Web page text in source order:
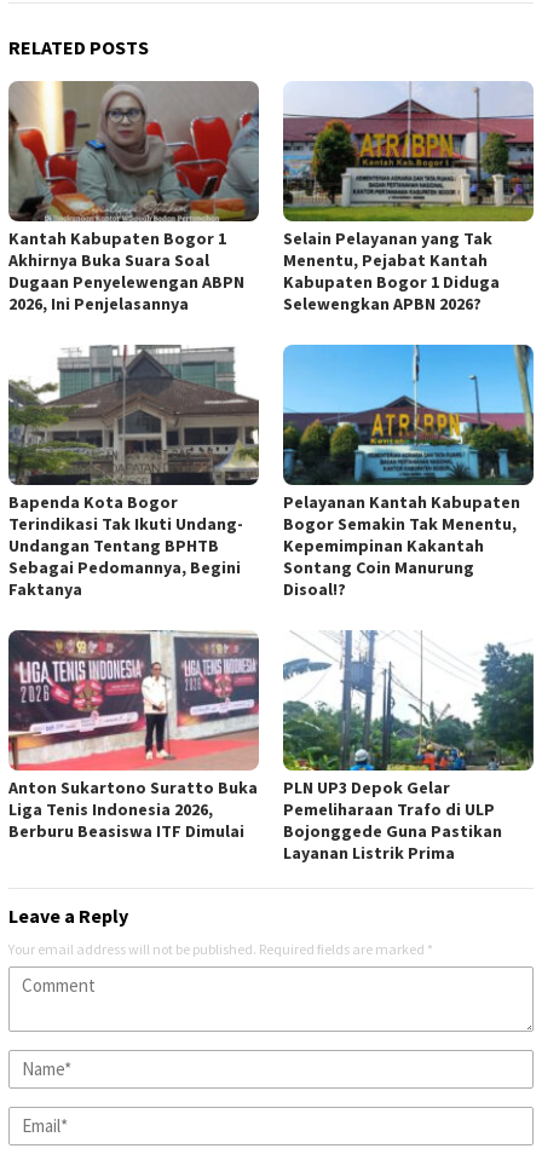
RELATED POSTS
Kantah Kabupaten Bogor 1
Akhirnya Buka Suara Soal
Dugaan Penyelewengan ABPN
2026, Ini Penjelasannya
Selain Pelayanan yang Tak
Menentu, Pejabat Kantah
Kabupaten Bogor 1 Diduga
Selewengkan APBN 2026?
Bapenda Kota Bogor
Terindikasi Tak Ikuti Undang-
Undangan Tentang BPHTB
Sebagai Pedomannya, Begini
Faktanya
Pelayanan Kantah Kabupaten
Bogor Semakin Tak Menentu,
Kepemimpinan Kakantah
Sontang Coin Manurung
Disoal!?
Anton Sukartono Suratto Buka
Liga Tenis Indonesia 2026,
Berburu Beasiswa ITF Dimulai
PLN UP3 Depok Gelar
Pemeliharaan Trafo di ULP
Bojonggede Guna Pastikan
Layanan Listrik Prima
Leave a Reply
Your email address will not be published. Required fields are marked *